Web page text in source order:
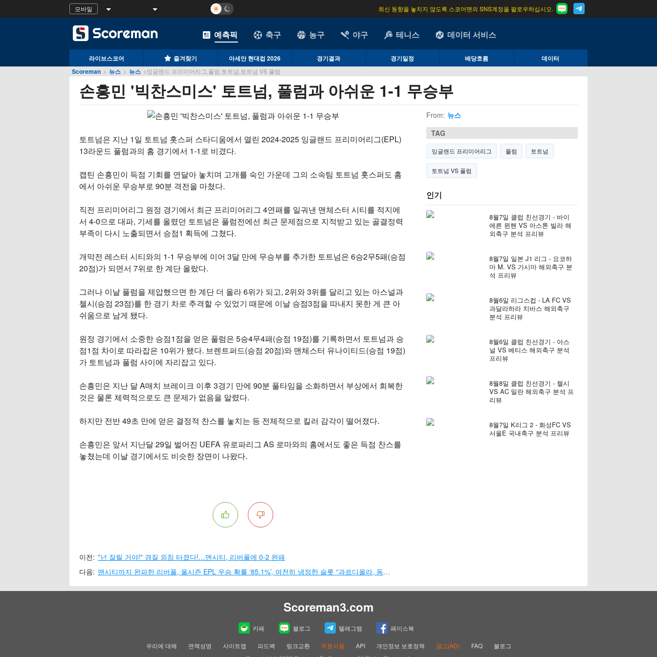
모바일 최신 동향을 놓치지 않도록 스코어맨의 SNS계정을 팔로우하십시오.
예측픽 축구 농구 야구 테니스 데이터 서비스
라이브스코어 즐겨찾기 아세안 현대컵 2026 경기결과 경기일정 배당흐름
데이터
Scoreman > 뉴스 > 뉴스 >잉글랜드 프리미어리그,풀럼,토트넘,토트넘 VS 풀럼
손흥민 '빅찬스미스' 토트넘, 풀럼과 아쉬운 1-1 무승부
토트넘은 지난 1일 토트넘 홋스퍼 스타디움에서 열린 2024-2025 잉글랜드 프리미어리그(EPL)
13라운드 풀럼과의 홈 경기에서 1-1로 비겼다.
캡틴 손흥민이 득점 기회를 연달아 놓치며 고개를 숙인 가운데 그의 소속팀 토트넘 홋스퍼도 홈
에서 아쉬운 무승부로 90분 격전을 마쳤다.
직전 프리미어리그 원정 경기에서 최근 프리미어리그 4연패를 일궈낸 맨체스터 시티를 적지에
서 4-0으로 대파, 기세를 올렸던 토트넘은 풀럼전에선 최근 문제점으로 지적받고 있는 골결정력
부족이 다시 노출되면서 승점1 획득에 그쳤다.
개막전 레스터 시티와의 1-1 무승부에 이어 3달 만에 무승부를 추가한 토트넘은 6승2무5패(승점
20점)가 되면서 7위로 한 계단 올랐다.
그러나 이날 풀럼을 제압했으면 한 계단 더 올라 6위가 되고, 2위와 3위를 달리고 있는 아스널과
첼시(승점 23점)를 한 경기 차로 추격할 수 있었기 때문에 이날 승점3점을 따내지 못한 게 큰 아
쉬움으로 남게 됐다.
원정 경기에서 소중한 승점1점을 얻은 풀럼은 5승4무4패(승점 19점)를 기록하면서 토트넘과 승
점1점 차이로 따라잡은 10위가 됐다. 브렌트퍼드(승점 20점)와 맨체스터 유나이티드(승점 19점)
가 토트넘과 풀럼 사이에 자리잡고 있다.
손흥민은 지난 달 A매치 브레이크 이후 3경기 만에 90분 풀타임을 소화하면서 부상에서 회복한
것은 물론 체력적으로도 큰 문제가 없음을 알렸다.
하지만 전반 49초 만에 얻은 결정적 찬스를 놓치는 등 전체적으로 킬러 감각이 떨어졌다.
손흥민은 앞서 지난달 29일 벌어진 UEFA 유로파리그 AS 로마와의 홈에서도 좋은 득점 찬스를
놓쳤는데 이날 경기에서도 비슷한 장면이 나왔다.
이전: "넌 잘릴 거야!" 경질 외침 터졌다!…맨시티, 리버풀에 0-2 완패
다음:
맨시티까지 완파한 리버풀, 올시즌 EPL 우승 확률 ‘85.1%’, 여전히 냉정한 슬롯 “과르디올라, 동정할 필요 없어”
From: 뉴스
TAG
잉글랜드 프리미어리그 풀럼 토트넘
토트넘 VS 풀럼
인기
8월7일 클럽 친선경기 - 바이
에른 뮌헨 VS 아스톤 빌라 해
외축구 분석 프리뷰
8월7일 일본 J1 리그 - 요코하
마 M. VS 가시마 해외축구 분
석 프리뷰
8월6일 리그스컵 - LA FC VS
과달라하라 치바스 해외축구
분석 프리뷰
8월6일 클럽 친선경기 - 아스
널 VS 베티스 해외축구 분석
프리뷰
8월8일 클럽 친선경기 - 첼시
VS AC 밀란 해외축구 분석 프
리뷰
8월7일 K리그 2 - 화성FC VS
서울E 국내축구 분석 프리뷰
Scoreman3.com
카페 블로그 텔레그램 페이스복
우리에 대해 면책성명 사이트맵 피드백 링크교환 무료사용 API 개인정보 보호정책 광고(AD) FAQ
블로그